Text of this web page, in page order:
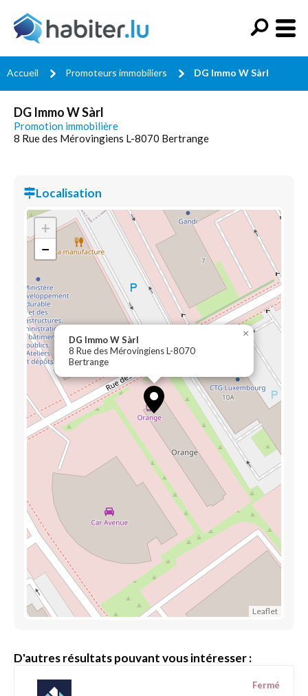
Accueil Promoteurs immobiliers DG Immo W Sàrl
DG Immo W Sàrl
Promotion immobilière
8 Rue des Mérovingiens L-8070 Bertrange
Localisation
DG Immo W Sàrl
8 Rue des Mérovingiens L-8070
Bertrange
×
+
−
Leaflet
D'autres résultats pouvant vous intéresser :
Fermé